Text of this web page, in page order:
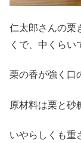
仁太郎さんの栗
くで、中くらい
栗の香が強く口
原材料は栗と砂
いやらしくも重